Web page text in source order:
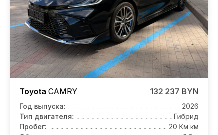
Toyota CAMRY 132 237 BYN
Год выпуска:
2026
Тип двигателя:
Гибрид
Пробег:
20 Км км